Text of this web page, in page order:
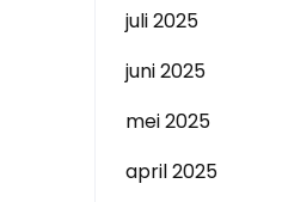
juli 2025
juni 2025
mei 2025
april 2025